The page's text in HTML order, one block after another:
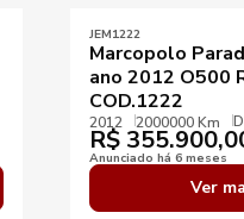
JEM1222
Marcopolo
ano 2012 O500
COD.1222
2012 2000000 Km
R$
Anunciado há 6 meses
Ver